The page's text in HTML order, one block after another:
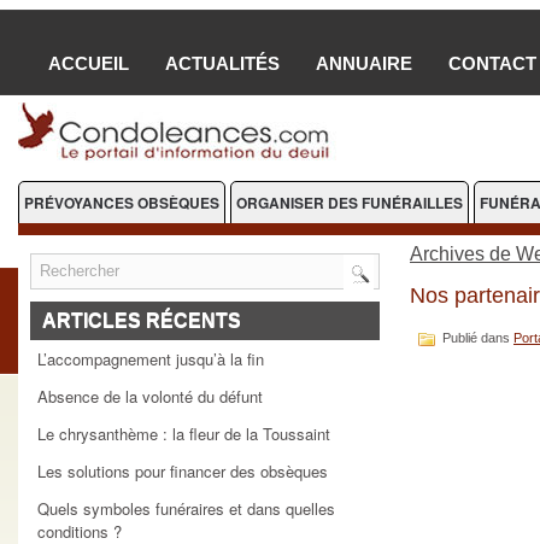
ACCUEIL ACTUALITÉS ANNUAIRE CONTACT
PRÉVOYANCES OBSÈQUES ORGANISER DES FUNÉRAILLES
ARTICLES RÉCENTS
L’accompagnement jusqu’à la fin
Absence de la volonté du défunt
Le chrysanthème : la fleur de la Toussaint
Les solutions pour financer des obsèques
Quels symboles funéraires et dans quelles
conditions ?
Archives de
Nos
Publié dans